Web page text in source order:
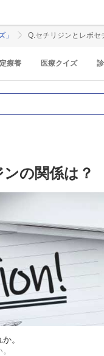
」 Q.セチリジンとレボセ
療養 医療クイズ
の関係は？
。